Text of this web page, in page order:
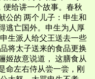
便给讲一个故事。春秋
公的 两个儿子：申生和
逃亡国外。申生为人厚
生派人给父王送去一些
将太子送来的食品更换
姬故意说道， 这膳食从
命左右侍从尝一尝，刚